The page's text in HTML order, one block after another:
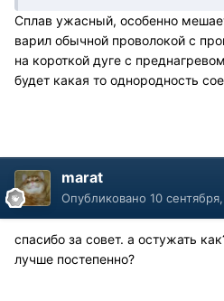
Сплав ужасный, особенно
варил обычной проволокой с
на короткой дуге с
будет какая то однородность
marat
Опубликовано 10
спасибо за совет. а остужать
лучше постепенно?